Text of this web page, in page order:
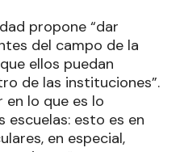
propone “dar
del campo de la
ellos puedan
de las instituciones”.
en lo que es lo
esto es en
en especial,